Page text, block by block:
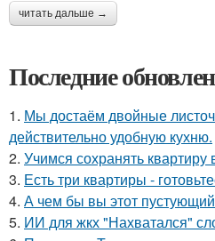
читать дальше →
Последние
1. Мы достаём двойные
действительно удобную кухню.
2. Учимся сохранять квартиру
3. Есть три квартиры -
4. А чем бы вы этот
5. ИИ для жкх "Нахватался"